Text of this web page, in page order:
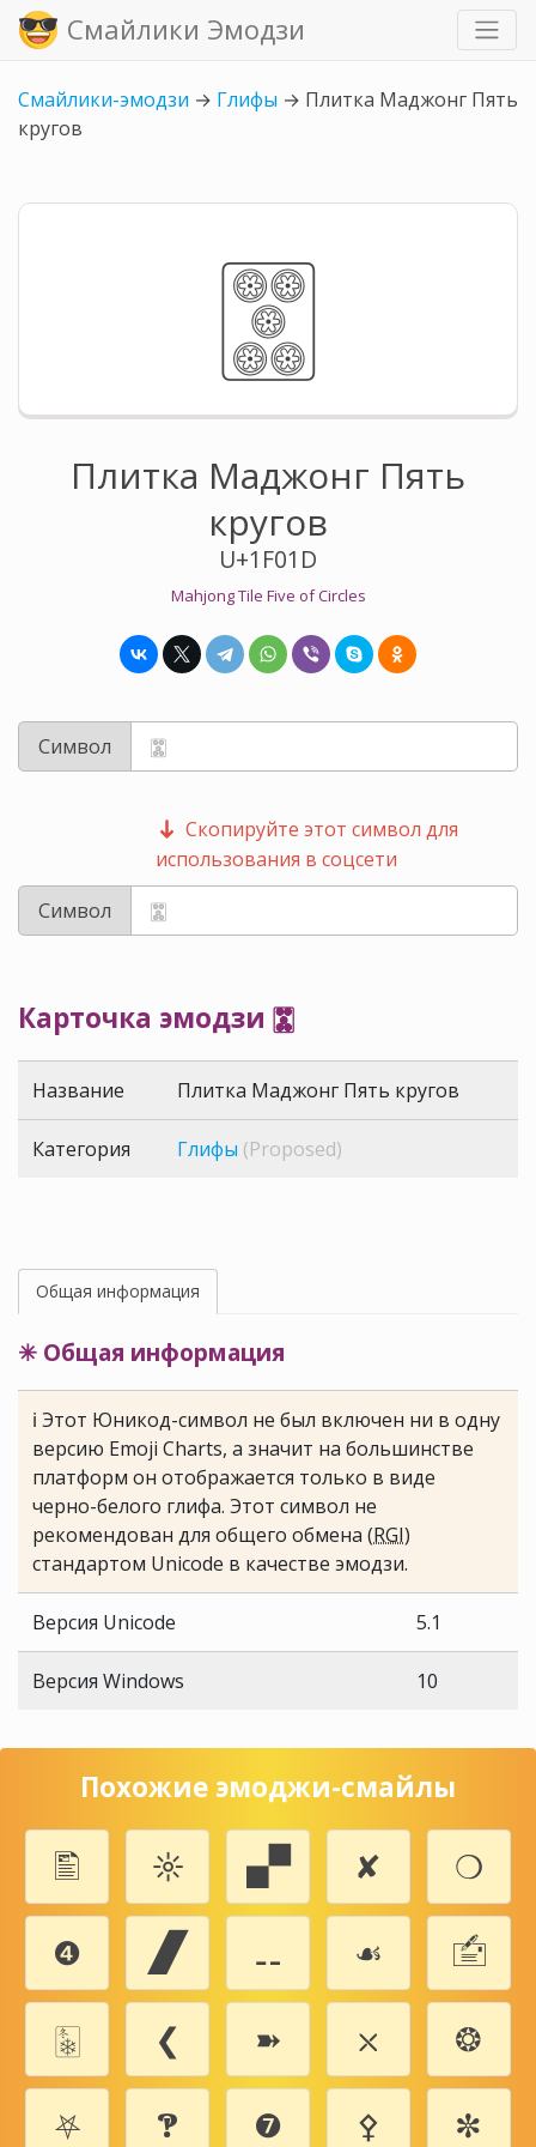
Смайлики Эмодзи
Смайлики-эмодзи → Глифы → Плитка Маджонг Пять
кругов
🀝
Плитка Маджонг Пять
кругов
U+1F01D
Mahjong Tile Five of Circles
Символ
Скопируйте этот символ для
использования в соцсети
Символ
Карточка эмодзи 🀝
Название Плитка Маджонг Пять кругов
Категория Глифы (Proposed)
Общая информация
✳ Общая информация
ℹ Этот Юникод-символ не был включен ни в одну
версию Emoji Charts, а значит на большинстве
платформ он отображается только в виде
черно-белого глифа. Этот символ не
рекомендован для общего обмена (RGI)
стандартом Unicode в качестве эмодзи.
Версия Unicode 5.1
Версия Windows 10
Похожие эмоджи-смайлы
🖺 ☼ 🙾 ✘
❍
❹
🙼 ⚋ ☙
🖆
🀩
❮ ➽ ⛌
❂
⛧
🙹 ❼ ⚴ ✼